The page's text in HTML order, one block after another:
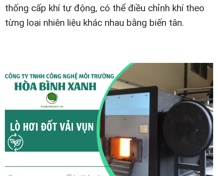
thống cấp khí tự động, có thể điều chỉnh khí theo
từng loại nhiên liệu khác nhau bằng biến tân.